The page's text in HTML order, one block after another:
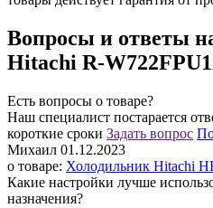
Вопросы и ответы
Hitachi R-
Есть вопросы о товаре?
Наш специалист постарается
короткие сроки Задать вопрос
Михаил 01.12.2023
о товаре: Холодильник Hitachi
Какие настройки лучше
назначения?